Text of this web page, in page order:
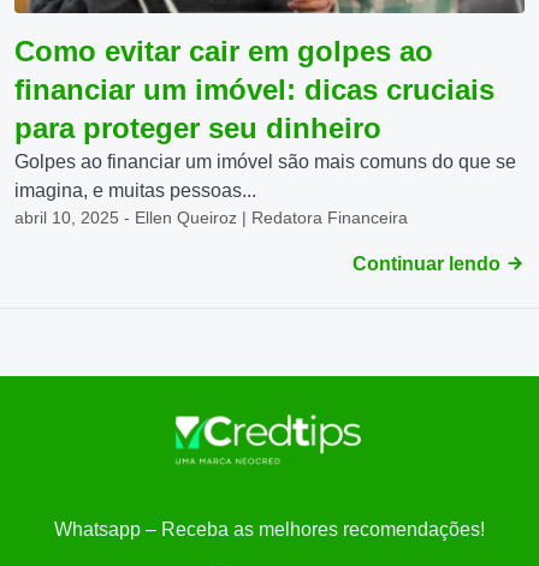
Como evitar cair em golpes ao
financiar um imóvel: dicas cruciais
para proteger seu dinheiro
Golpes ao financiar um imóvel são mais comuns do que se
imagina, e muitas pessoas...
abril 10, 2025 - Ellen Queiroz | Redatora Financeira
Continuar lendo
Whatsapp – Receba as melhores recomendações!